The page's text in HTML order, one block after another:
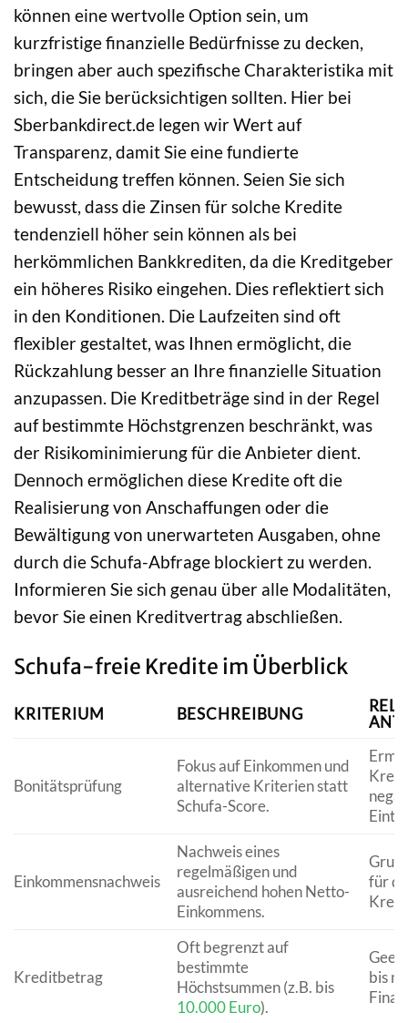
können eine wertvolle Option sein, um
kurzfristige finanzielle Bedürfnisse zu decken,
bringen aber auch spezifische Charakteristika mit
sich, die Sie berücksichtigen sollten. Hier bei
Sberbankdirect.de legen wir Wert auf
Transparenz, damit Sie eine fundierte
Entscheidung treffen können. Seien Sie sich
bewusst, dass die Zinsen für solche Kredite
tendenziell höher sein können als bei
herkömmlichen Bankkrediten, da die Kreditgeber
ein höheres Risiko eingehen. Dies reflektiert sich
in den Konditionen. Die Laufzeiten sind oft
flexibler gestaltet, was Ihnen ermöglicht, die
Rückzahlung besser an Ihre finanzielle Situation
anzupassen. Die Kreditbeträge sind in der Regel
auf bestimmte Höchstgrenzen beschränkt, was
der Risikominimierung für die Anbieter dient.
Dennoch ermöglichen diese Kredite oft die
Realisierung von Anschaffungen oder die
Bewältigung von unerwarteten Ausgaben, ohne
durch die Schufa-Abfrage blockiert zu werden.
Informieren Sie sich genau über alle Modalitäten,
bevor Sie einen Kreditvertrag abschließen.
Schufa-freie Kredite im Überblick
KRITERIUM BESCHREIBUNG
Bonitätsprüfung
Fokus auf Einkommen und
alternative Kriterien statt
Schufa-Score.
Einkommensnachweis
Nachweis eines
regelmäßigen und
ausreichend hohen Netto-
Einkommens.
für
Kreditbetrag
Oft begrenzt auf
bestimmte
Höchstsummen (z.B. bis
10.000 Euro).
bis